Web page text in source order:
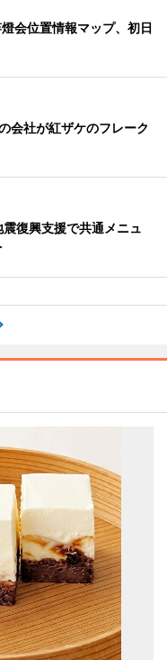
会位置情報マップ、初日
社が紅ザケのフレーク
復興支援で共通メニュ